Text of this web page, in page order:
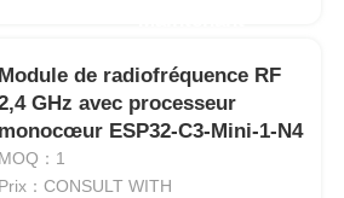
Module de radiofréquence RF
GHz avec processeur
monocœur ESP32-C3-Mini-1-N4
MOQ：1
Prix：CONSULT WITH